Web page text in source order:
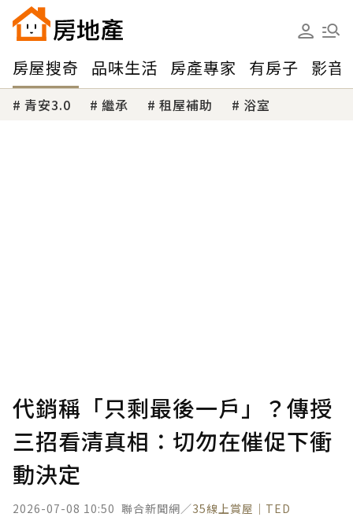
房屋搜奇 品味生活 房產專家 有房子 影音
青安3.0 繼承 租屋補助 浴室
代銷稱「只剩最後一戶」？傳授
三招看清真相：切勿在催促下衝
動決定
2026-07-08 10:50 聯合新聞網／35線上賞屋｜TED